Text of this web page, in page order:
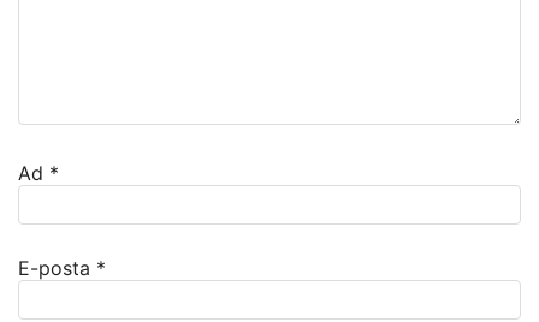
Ad *
E-posta *